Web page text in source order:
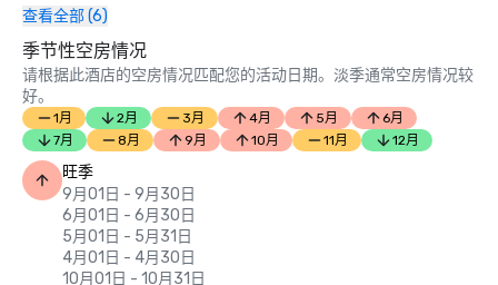
查看全部 (6)
季节性空房情况
请根据此酒店的空房情况匹配您的活动日期。淡季通常空房情况较
好。
1月 2月 3月 4月 5月
6月
7月
8月 9月 10月 11月 12月
旺季
9月01日 - 9月30日
6月01日 - 6月30日
5月01日 - 5月31日
4月01日 - 4月30日
10月01日 - 10月31日